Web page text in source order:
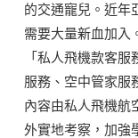
的交通寵兒。近年
需要大量新血加入
「私人飛機款客
服務、空中管家服
內容由私人飛機航
外實地考察，加強